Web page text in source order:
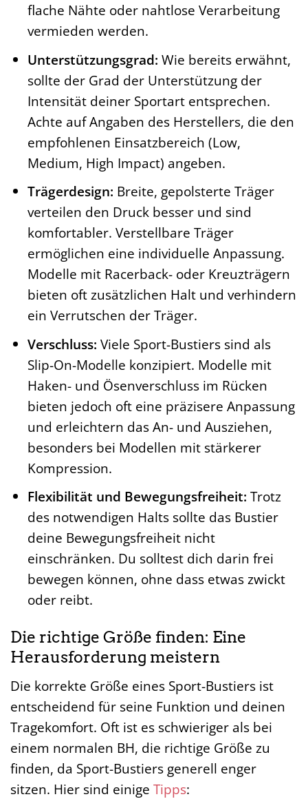
flache Nähte oder nahtlose Verarbeitung
vermieden werden.
Unterstützungsgrad: Wie bereits erwähnt,
sollte der Grad der Unterstützung der
Intensität deiner Sportart entsprechen.
Achte auf Angaben des Herstellers, die den
empfohlenen Einsatzbereich (Low,
Medium, High Impact) angeben.
Trägerdesign: Breite, gepolsterte Träger
verteilen den Druck besser und sind
komfortabler. Verstellbare Träger
ermöglichen eine individuelle Anpassung.
Modelle mit Racerback- oder Kreuzträgern
bieten oft zusätzlichen Halt und verhindern
ein Verrutschen der Träger.
Verschluss: Viele Sport-Bustiers sind als
Slip-On-Modelle konzipiert. Modelle mit
Haken- und Ösenverschluss im Rücken
bieten jedoch oft eine präzisere Anpassung
und erleichtern das An- und Ausziehen,
besonders bei Modellen mit stärkerer
Kompression.
Flexibilität und Bewegungsfreiheit: Trotz
des notwendigen Halts sollte das Bustier
deine Bewegungsfreiheit nicht
einschränken. Du solltest dich darin frei
bewegen können, ohne dass etwas zwickt
oder reibt.
Die richtige Größe finden: Eine
Herausforderung meistern
Die korrekte Größe eines Sport-Bustiers ist
entscheidend für seine Funktion und deinen
Tragekomfort. Oft ist es schwieriger als bei
einem normalen BH, die richtige Größe zu
finden, da Sport-Bustiers generell enger
sitzen. Hier sind einige Tipps: